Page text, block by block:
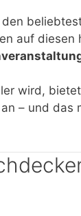
auf diesen
wird, bietet
– und das